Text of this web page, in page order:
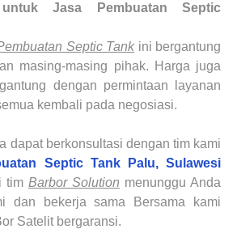
untukJasa Pembuatan Septic
Septic Tank ini bergantung
masing-masing pihak. Harga juga
dengan permintaan layanan
kembali pada negosiasi.
dapat berkonsultasi dengan tim kami
Septic Tank
Palu, Sulawesi
tim Barbor Solution menunggu Anda
dan bekerja sama Bersama kami
Satelit bergaransi.